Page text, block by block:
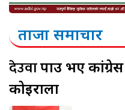
ताजा समाचार
देउवापक्राउ भए
कोइराला